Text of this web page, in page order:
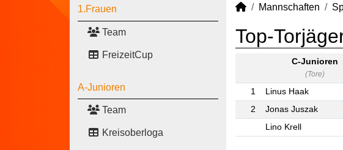
1.Frauen
Team
FreizeitCup
A-Junioren
Team
Kreisoberloga
Mannschaften
Top-
C-Junioren
(Tore)
1 Linus Haak
2
Jonas Juszak
Lino Krell